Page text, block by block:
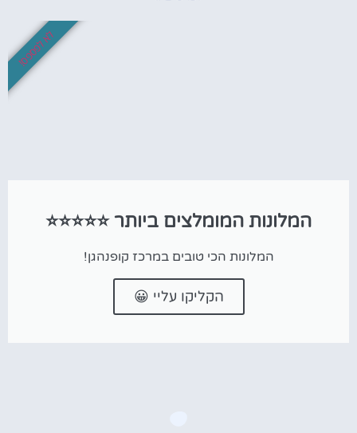
המלונות המומלצים ביותר ⭐⭐⭐⭐⭐
המלונות הכי טובים במרכז קופנהגן!
הקליקו עליי 😀
לא לפספס!